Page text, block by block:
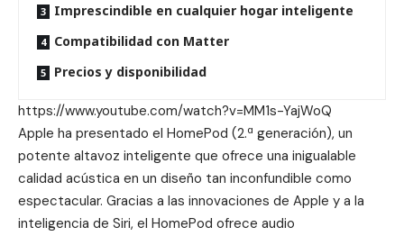
Imprescindible en cualquier hogar inteligente
Compatibilidad con Matter
Precios y disponibilidad
https://www.youtube.com/watch?v=MM1s-YajWoQ
Apple ha presentado el HomePod (2.ª generación), un
potente altavoz inteligente que ofrece una inigualable
calidad acústica en un diseño tan inconfundible como
espectacular. Gracias a las innovaciones de Apple y a la
inteligencia de Siri, el HomePod ofrece audio